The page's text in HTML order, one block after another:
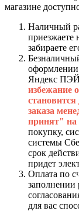
магазине
Наличный
приезжаете
забираете
оформлении
Яндекс
избежание
становится
заказа
принят" на
покупку,
системы
срок
придет
Оплата по
для вас